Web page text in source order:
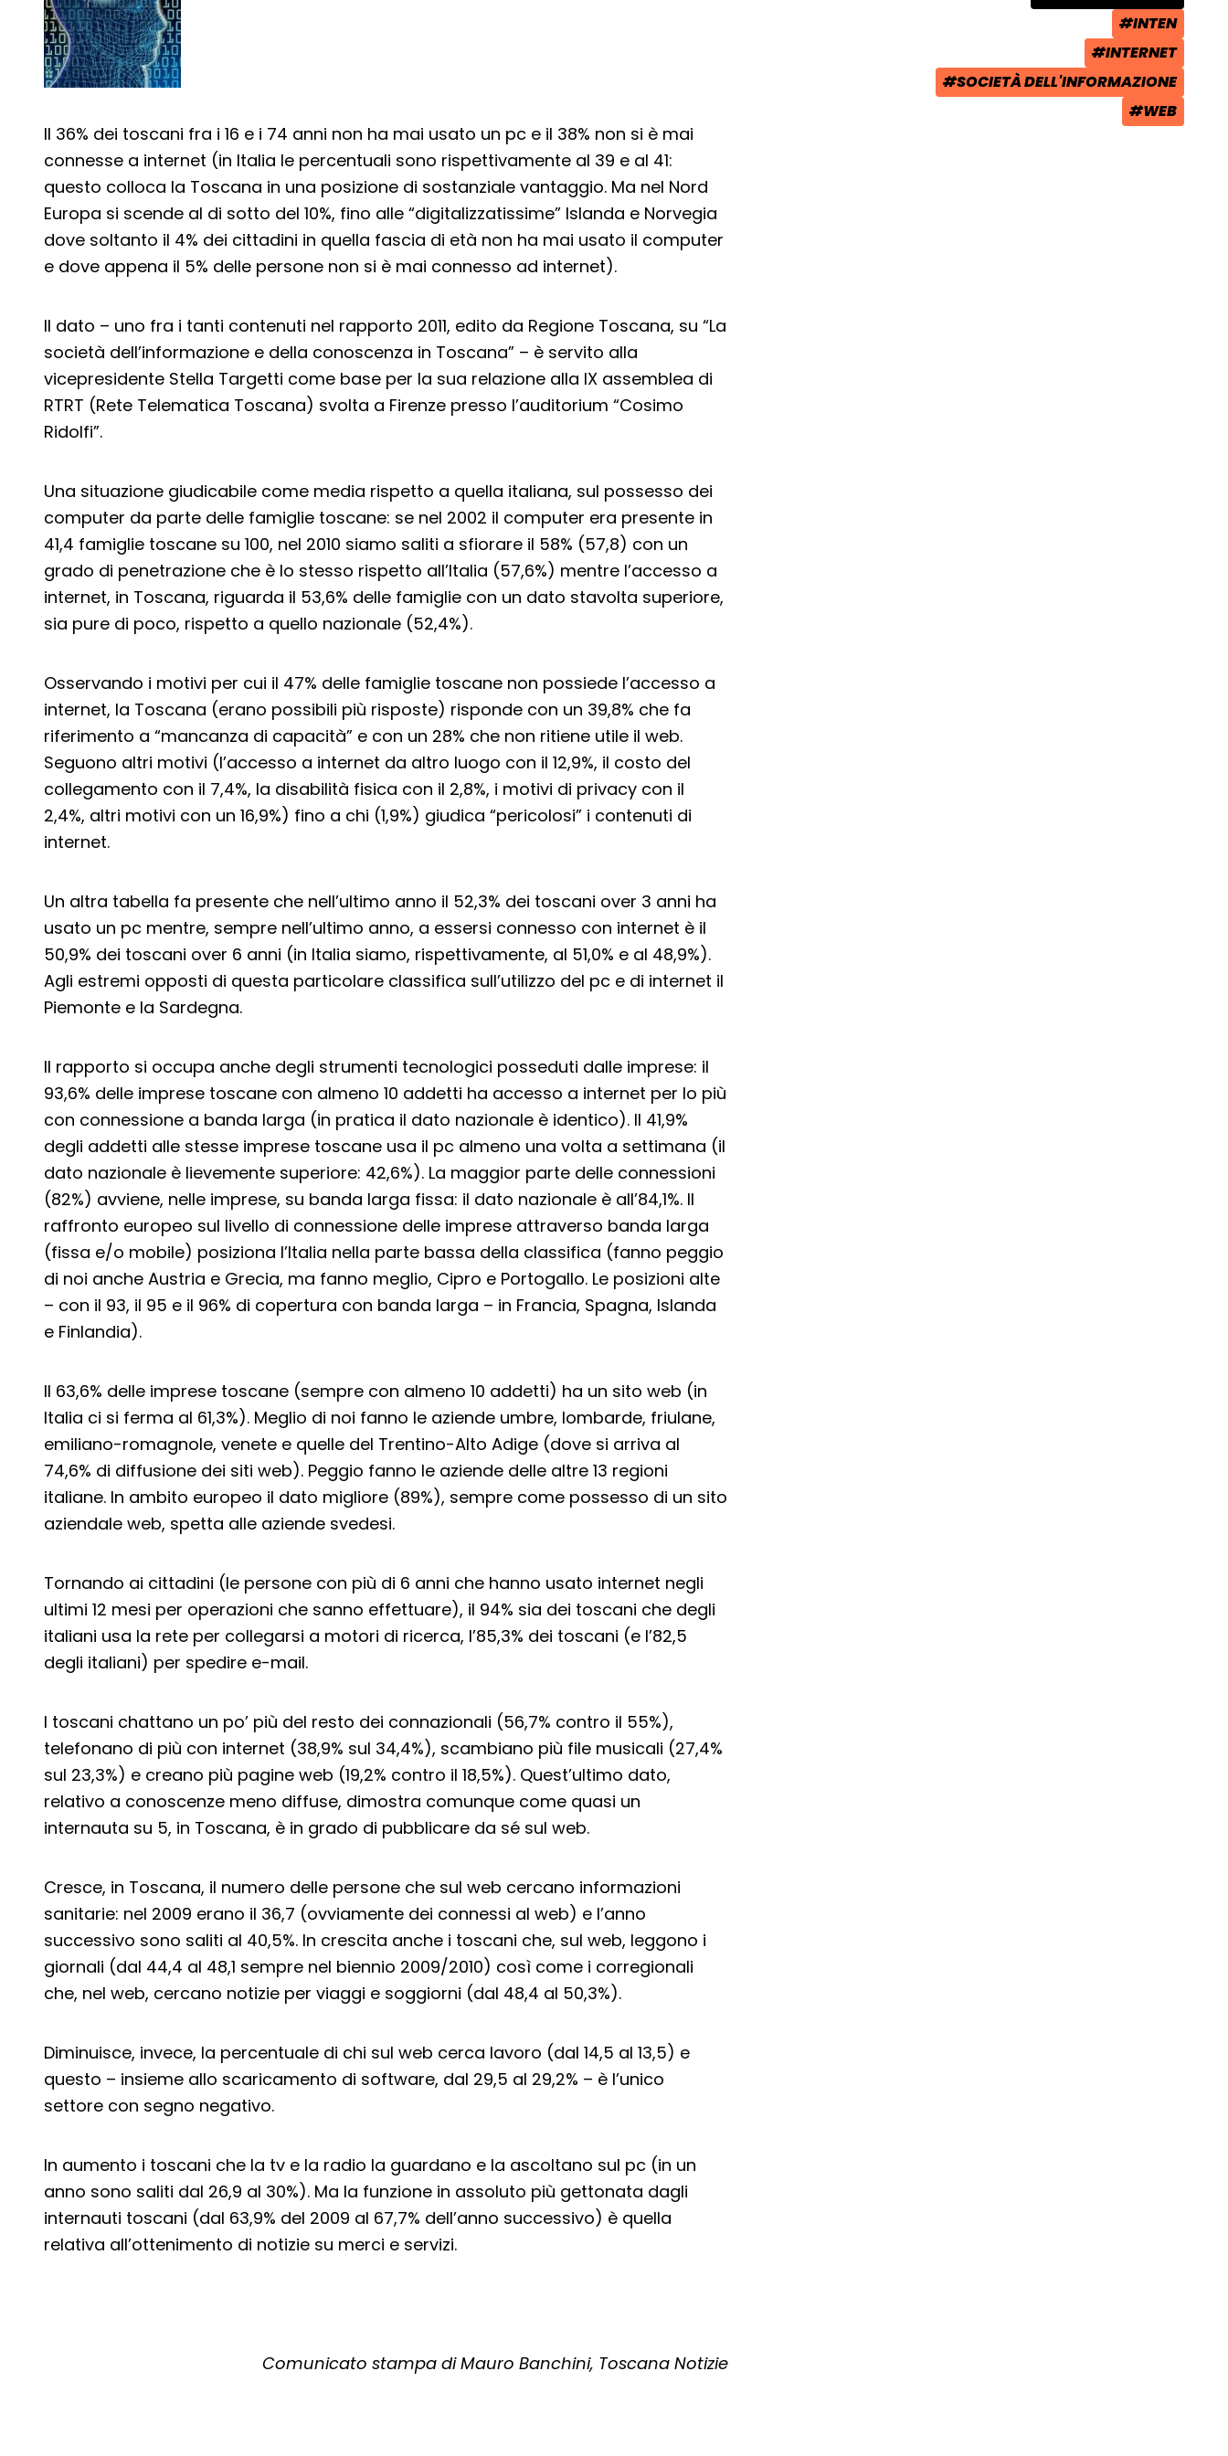
Il 36% dei toscani fra i 16 e i 74 anni non ha mai usato un pc e il 38% non si è mai
connesse a internet (in Italia le percentuali sono rispettivamente al 39 e al 41:
questo colloca la Toscana in una posizione di sostanziale vantaggio. Ma nel Nord
Europa si scende al di sotto del 10%, fino alle “digitalizzatissime” Islanda e Norvegia
dove soltanto il 4% dei cittadini in quella fascia di età non ha mai usato il computer
e dove appena il 5% delle persone non si è mai connesso ad internet).
Il dato – uno fra i tanti contenuti nel rapporto 2011, edito da Regione Toscana, su “La
società dell’informazione e della conoscenza in Toscana” – è servito alla
vicepresidente Stella Targetti come base per la sua relazione alla IX assemblea di
RTRT (Rete Telematica Toscana) svolta a Firenze presso l’auditorium “Cosimo
Ridolfi”.
Una situazione giudicabile come media rispetto a quella italiana, sul possesso dei
computer da parte delle famiglie toscane: se nel 2002 il computer era presente in
41,4 famiglie toscane su 100, nel 2010 siamo saliti a sfiorare il 58% (57,8) con un
grado di penetrazione che è lo stesso rispetto all’Italia (57,6%) mentre l’accesso a
internet, in Toscana, riguarda il 53,6% delle famiglie con un dato stavolta superiore,
sia pure di poco, rispetto a quello nazionale (52,4%).
Osservando i motivi per cui il 47% delle famiglie toscane non possiede l’accesso a
internet, la Toscana (erano possibili più risposte) risponde con un 39,8% che fa
riferimento a “mancanza di capacità” e con un 28% che non ritiene utile il web.
Seguono altri motivi (l’accesso a internet da altro luogo con il 12,9%, il costo del
collegamento con il 7,4%, la disabilità fisica con il 2,8%, i motivi di privacy con il
2,4%, altri motivi con un 16,9%) fino a chi (1,9%) giudica “pericolosi” i contenuti di
internet.
Un altra tabella fa presente che nell’ultimo anno il 52,3% dei toscani over 3 anni ha
usato un pc mentre, sempre nell’ultimo anno, a essersi connesso con internet è il
50,9% dei toscani over 6 anni (in Italia siamo, rispettivamente, al 51,0% e al 48,9%).
Agli estremi opposti di questa particolare classifica sull’utilizzo del pc e di internet il
Piemonte e la Sardegna.
Il rapporto si occupa anche degli strumenti tecnologici posseduti dalle imprese: il
93,6% delle imprese toscane con almeno 10 addetti ha accesso a internet per lo più
con connessione a banda larga (in pratica il dato nazionale è identico). Il 41,9%
degli addetti alle stesse imprese toscane usa il pc almeno una volta a settimana (il
dato nazionale è lievemente superiore: 42,6%). La maggior parte delle connessioni
(82%) avviene, nelle imprese, su banda larga fissa: il dato nazionale è all’84,1%. Il
raffronto europeo sul livello di connessione delle imprese attraverso banda larga
(fissa e/o mobile) posiziona l’Italia nella parte bassa della classifica (fanno peggio
di noi anche Austria e Grecia, ma fanno meglio, Cipro e Portogallo. Le posizioni alte
– con il 93, il 95 e il 96% di copertura con banda larga – in Francia, Spagna, Islanda
e Finlandia).
Il 63,6% delle imprese toscane (sempre con almeno 10 addetti) ha un sito web (in
Italia ci si ferma al 61,3%). Meglio di noi fanno le aziende umbre, lombarde, friulane,
emiliano-romagnole, venete e quelle del Trentino-Alto Adige (dove si arriva al
74,6% di diffusione dei siti web). Peggio fanno le aziende delle altre 13 regioni
italiane. In ambito europeo il dato migliore (89%), sempre come possesso di un sito
aziendale web, spetta alle aziende svedesi.
Tornando ai cittadini (le persone con più di 6 anni che hanno usato internet negli
ultimi 12 mesi per operazioni che sanno effettuare), il 94% sia dei toscani che degli
italiani usa la rete per collegarsi a motori di ricerca, l’85,3% dei toscani (e l’82,5
degli italiani) per spedire e-mail.
I toscani chattano un po’ più del resto dei connazionali (56,7% contro il 55%),
telefonano di più con internet (38,9% sul 34,4%), scambiano più file musicali (27,4%
sul 23,3%) e creano più pagine web (19,2% contro il 18,5%). Quest’ultimo dato,
relativo a conoscenze meno diffuse, dimostra comunque come quasi un
internauta su 5, in Toscana, è in grado di pubblicare da sé sul web.
Cresce, in Toscana, il numero delle persone che sul web cercano informazioni
sanitarie: nel 2009 erano il 36,7 (ovviamente dei connessi al web) e l’anno
successivo sono saliti al 40,5%. In crescita anche i toscani che, sul web, leggono i
giornali (dal 44,4 al 48,1 sempre nel biennio 2009/2010) così come i corregionali
che, nel web, cercano notizie per viaggi e soggiorni (dal 48,4 al 50,3%).
Diminuisce, invece, la percentuale di chi sul web cerca lavoro (dal 14,5 al 13,5) e
questo – insieme allo scaricamento di software, dal 29,5 al 29,2% – è l’unico
settore con segno negativo.
In aumento i toscani che la tv e la radio la guardano e la ascoltano sul pc (in un
anno sono saliti dal 26,9 al 30%). Ma la funzione in assoluto più gettonata dagli
internauti toscani (dal 63,9% del 2009 al 67,7% dell’anno successivo) è quella
relativa all’ottenimento di notizie su merci e servizi.
Comunicato stampa di Mauro Banchini, Toscana Notizie
TAG:
#INTEN
TAG:
#INTERNET
TAG:
#SOCIETÀ DELL'INFORMAZIONE
TAG:
#WEB